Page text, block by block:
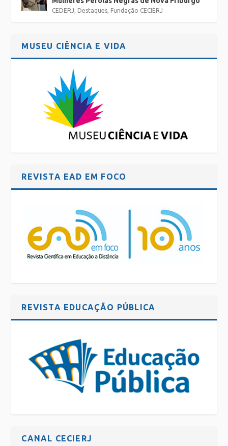
CEDERJ, Destaques, Fundação CECIERJ
MUSEU CIÊNCIA E VIDA
REVISTA EAD EM FOCO
REVISTA EDUCAÇÃO PÚBLICA
CANAL CECIERJ